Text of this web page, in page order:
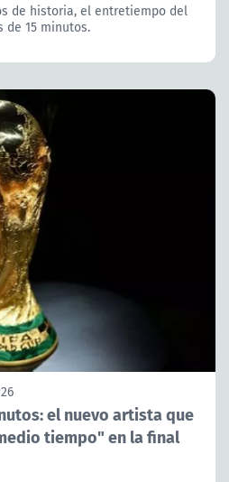
de historia, el entretiempo del
15 minutos.
el nuevo artista que
tiempo" en la final